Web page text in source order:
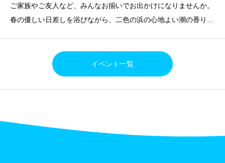
ご家族やご友人など、みんなお揃いでお出かけになりませんか。
春の優しい日差しを浴びながら、二色の浜の心地よい潮の香りに
持ち帰り頂けます。開催期間：2024年4月13日（
イベント一覧